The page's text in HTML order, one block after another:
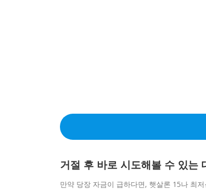
거절 후 바로 시도해볼 수 있는
만약 당장 자금이 급하다면, 햇살론 15나 최